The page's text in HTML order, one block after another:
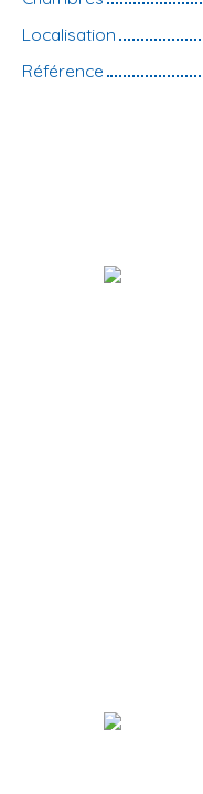
Localisation
Référence